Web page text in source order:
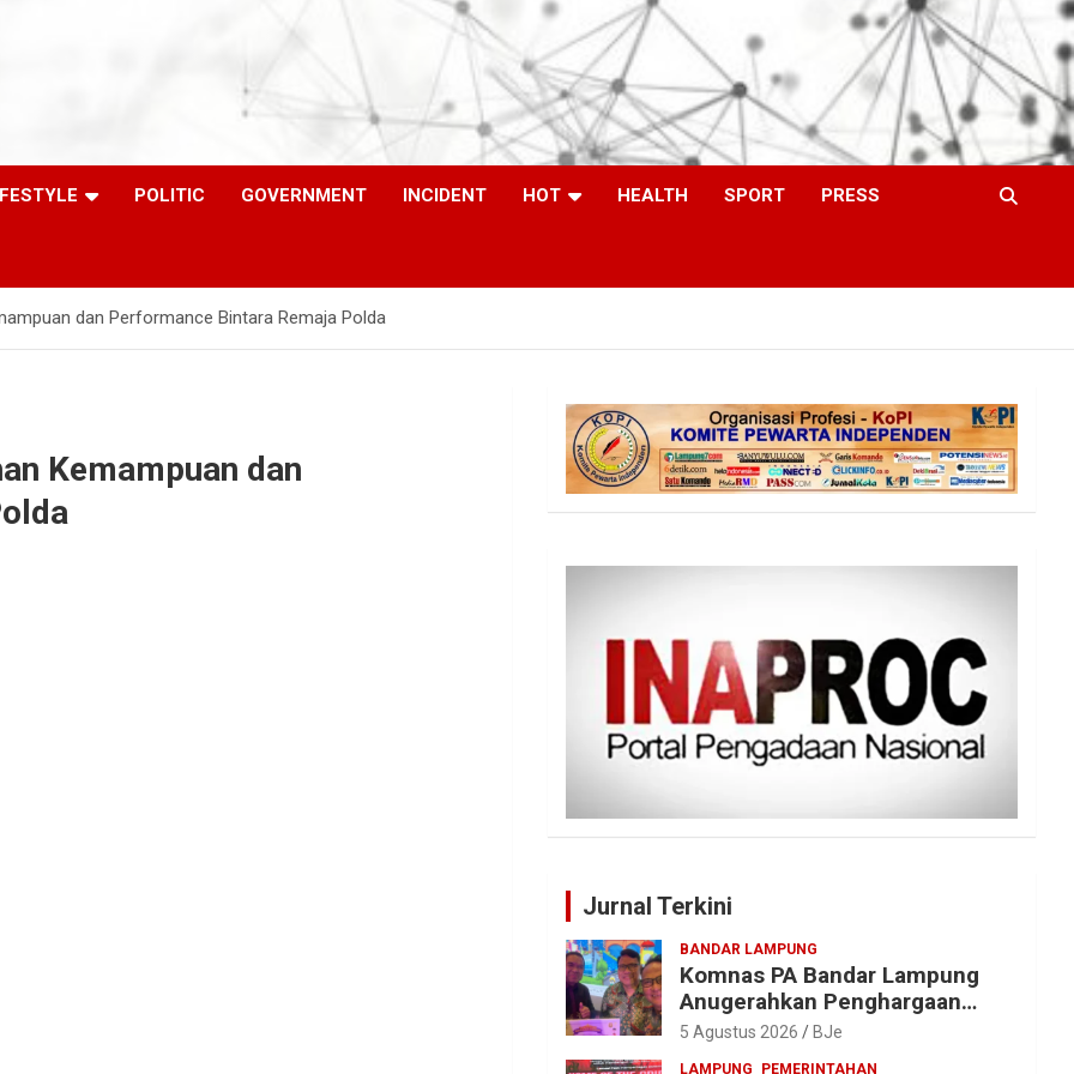
POLITIC GOVERNMENT INCIDENT HOT HEALTH SPORT PRESS
dan Performance Bintara Remaja Polda
Kemampuan dan
Jurnal Terkini
BANDAR LAMPUNG
Komnas PA Bandar Lampung
Anugerahkan Penghargaan
kepada Kombes Pol. Alfret
5 Agustus 2026 BJe
LAMPUNG PEMERINTAHAN